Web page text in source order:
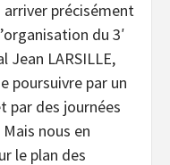
arriver précisément
du 3′
Jean LARSILLE,
poursuivre par un
par des journées
nous en
le plan des